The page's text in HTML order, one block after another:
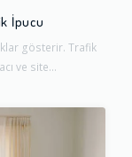
İpucu
gösterir. Trafik
ve site...